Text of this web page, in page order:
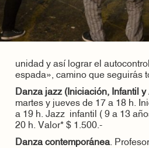
unidad y así lograr el
espada», camino que seguirás
Danza jazz (Iniciación, Infantil y
martes y jueves de 17 a 18 h.
a 19 h. Jazz infantil ( 9 a 13
20 h. Valor* $ 1.500.-
Danza contemporánea.